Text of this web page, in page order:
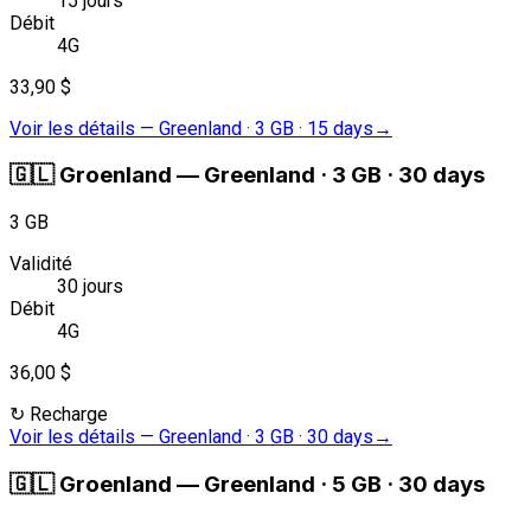
Débit
4G
33,90 $
Voir les détails — Greenland · 3 GB · 15 days →
🇬🇱 Groenland — Greenland · 3 GB · 30 days
3 GB
Validité
30 jours
Débit
4G
36,00 $
↻ Recharge
Voir les détails — Greenland · 3 GB · 30 days →
🇬🇱 Groenland — Greenland · 5 GB · 30 days